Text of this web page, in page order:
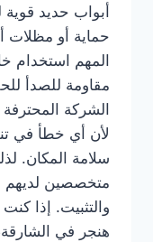
أبواب حديد
حماية أو مظلات
المهم استخدام
مقاومة للصدأ
الشركة
لأن أي خطأ في
سلامة المكان.
متخصصين لديهم
والتثبيت. إذا
هنجر في